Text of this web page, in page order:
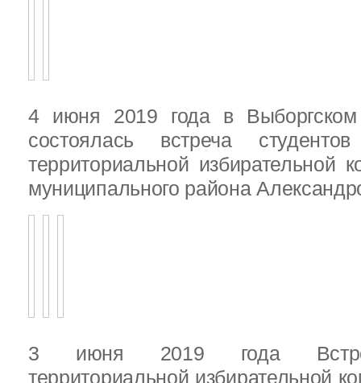
4 июня 2019 года в
состоялась встреча
территориальной избирательной
муниципального района
3 июня 2019 года
территориальной избирательной